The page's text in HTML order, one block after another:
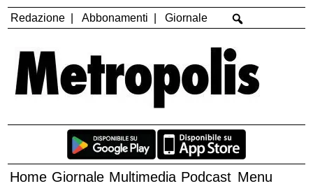
Redazione Abbonamenti Giornale
Home Giornale Multimedia Podcast Menu